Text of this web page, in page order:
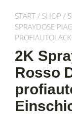
START / SHOP /
SPRAYDOSE
2K
Rosso